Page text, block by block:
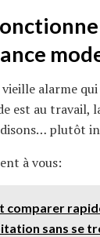
alarme
est au travail,
disons… plutôt
à vous:
comparer
sans se